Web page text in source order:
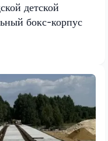
детской
бокс-корпус